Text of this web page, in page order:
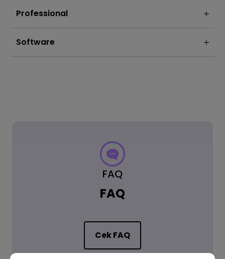
Professional
Software
FAQ
FAQ
Cek FAQ